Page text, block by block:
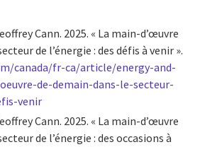
Cann. 2025. « La main-d’œuvre
de l’énergie : des défis à venir ».
canada/fr-ca/article/energy-and-
de-demain-dans-le-secteur-
venir
Cann. 2025. « La main-d’œuvre
de l’énergie : des occasions à